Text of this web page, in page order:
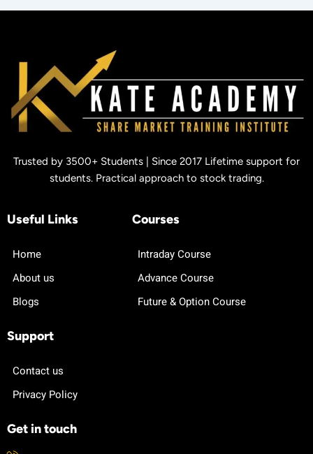
Trusted by 3500+ Students | Since 2017 Lifetime support for
students. Practical approach to stock trading.
Useful Links
Home
About us
Blogs
Courses
Intraday Course
Advance Course
Future & Option Course
Support
Contact us
Privacy Policy
Get in touch